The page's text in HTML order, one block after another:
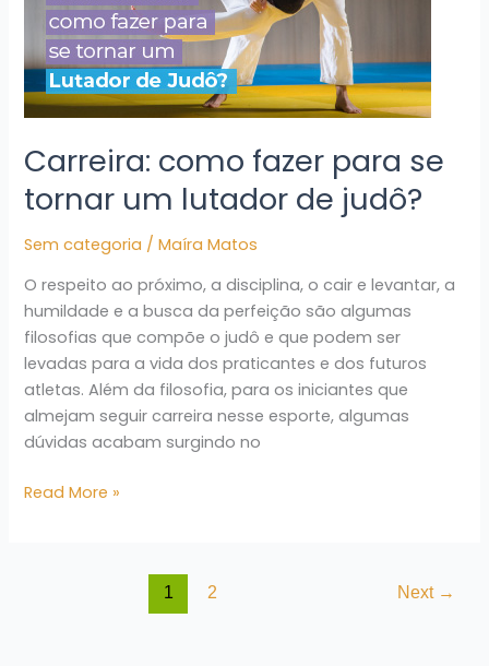
Carreira: como fazer para se
tornar um lutador de judô?
Sem categoria /Maíra Matos
O respeito ao próximo, a disciplina, o cair e levantar, a
humildade e a busca da perfeição são algumas
filosofias que compõe o judô e que podem ser
levadas para a vida dos praticantes e dos futuros
atletas. Além da filosofia, para os iniciantes que
almejam seguir carreira nesse esporte, algumas
dúvidas acabam surgindo no
um
lutador
de
judô?
Read More »
1 2 Next →